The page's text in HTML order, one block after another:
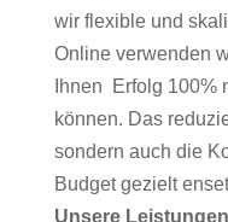
wir flexible und
Online verwenden
Ihnen Erfolg 100%
können. Das
sondern auch die
Budget gezielt
Unsere Leistungen